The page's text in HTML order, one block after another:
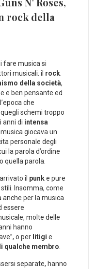
rock della
fare musica si
musicali: il rock.
della società,
e ben pensante ed
che
schemi troppo
anni di intensa
giocava un
personale degli
la parola d’ordine
quella parola.
il punke pure
Insomma, come
anche per la musica
essere
molte delle
hanno
o per litigi e
qualche membro.
separate, hanno